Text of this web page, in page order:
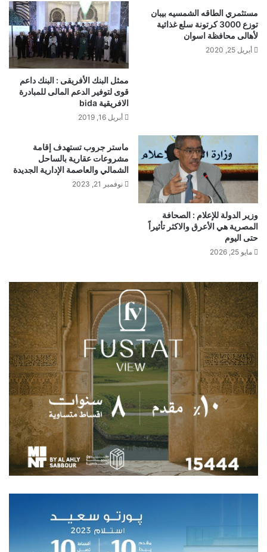
مستثمري الطاقه الشمسيه بيبان
توزع 3000 كرتونة سلع غذائية
لأهالى محافظة اسوان
أبريل 25, 2020
ممثل البنك الأفريقى : البنك داعم
قوى لتوفير الدعم المالى للمبادرة
الافريقية bida
أبريل 16, 2019
وزير الدولة للإعلام : الصحافة
المصرية هي الأعرق والاكثر تأثيراً
حتى اليوم
مايو 25, 2026
ماستر جروب تستهدف إقامة
مشروعات عقارية بالساحل
الشمالي والعاصمة الإدارية الجديدة
نوفمبر 21, 2023